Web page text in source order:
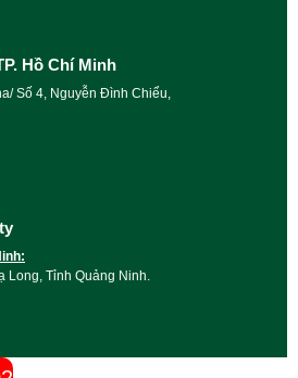
Hồ Chí Minh
Số 4, Nguyễn Đình Chiểu,
Long, Tỉnh Quảng Ninh.